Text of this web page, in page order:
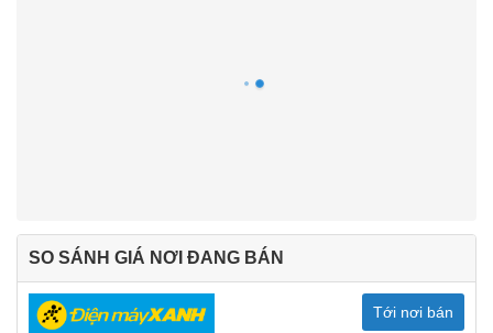
SO SÁNH GIÁ NƠI ĐANG BÁN
Tới nơi bán